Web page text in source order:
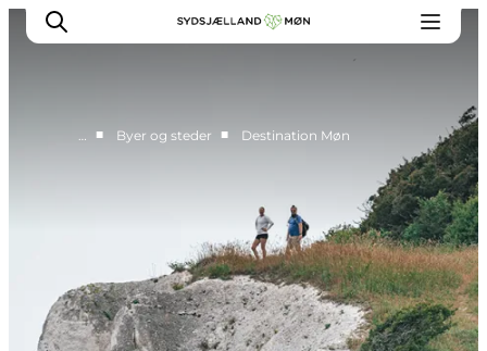
Overnat
Planlæg din tur
… ■ Byer og steder ■ Destination Møn